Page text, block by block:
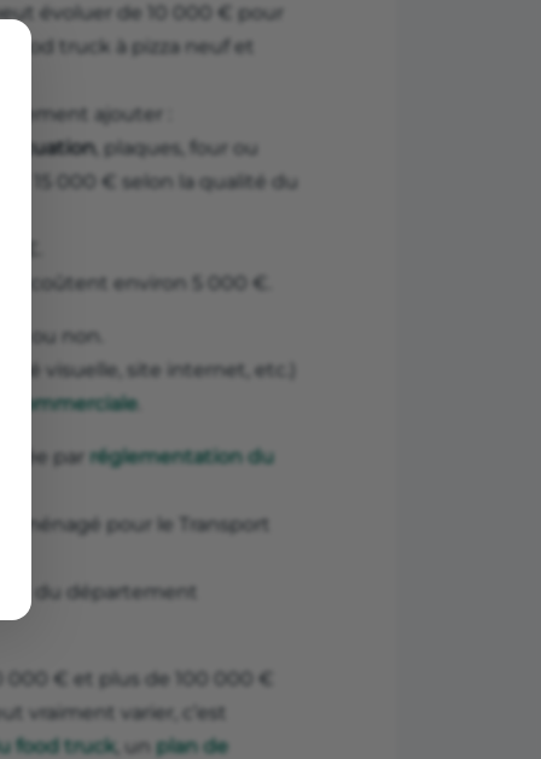
évoluer de 10 000 € pour
food truck à pizza neuf et
ajouter :
, plaques, four ou
15 000 € selon la qualité du
€.
coûtent environ 5 000 €.
ou non.
visuelle, site internet, etc.)
commerciale.
par réglementation du
pour le Transport
et du département
€ et plus de 100 000 €
vraiment varier, c’est
food truck, un plan de